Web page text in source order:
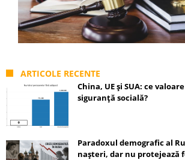
ARTICOLE RECENTE
China, UE și SUA: ce
siguranță socială?
Paradoxul demografic al
nașteri, dar nu protejează